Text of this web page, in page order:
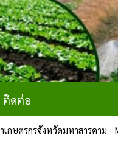
ติดต่อ
ม - Maha Sarakham